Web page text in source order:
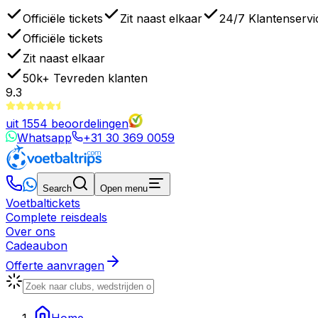
Officiële tickets Zit naast elkaar
24/7
Officiële tickets
Zit naast elkaar
50k+ Tevreden klanten
9.3
uit 1554 beoordelingen
Whatsapp
+31 30 369 0059
Search Open menu
Voetbaltickets
Complete reisdeals
Over ons
Cadeaubon
Offerte aanvragen